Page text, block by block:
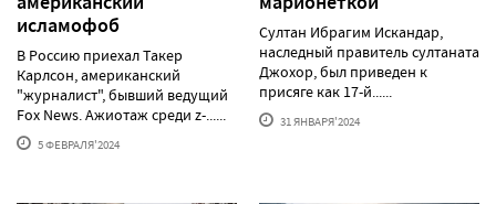
исламофоб
В Россию приехал Такер
Карлсон, американский
"журналист", бывший ведущий
Fox News. Ажиотаж среди z-......
5 ФЕВРАЛЯ'2024
Султан Ибрагим Искандар,
наследный правитель султаната
Джохор, был приведен к
присяге как 17-й......
31 ЯНВАРЯ'2024